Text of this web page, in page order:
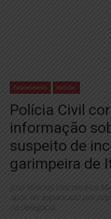
Esclarecimento Itaituba
Polícia Civil
informação
suspeito de
garimpeira de
José Vinicios Vasconcelos
após ser espancado por
na delegacia.